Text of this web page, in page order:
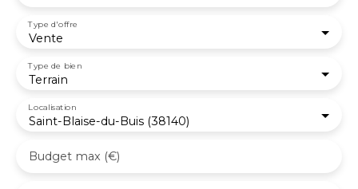
Vente
Type d'offre
Terrain
Type de bien
Saint-Blaise-du-Buis (38140)
Localisation
Budget max (€)